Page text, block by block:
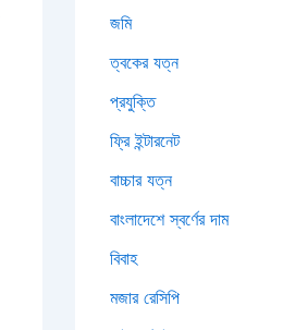
জমি
ত্বকের যত্ন
প্রযুক্তি
ফ্রি ইন্টারনেট
বাচ্চার যত্ন
বাংলাদেশে স্বর্ণের দাম
বিবাহ
মজার রেসিপি